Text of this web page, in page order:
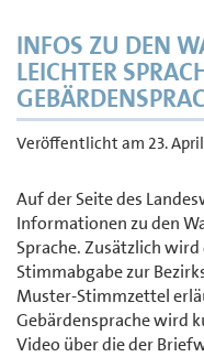
INFOS ZU DEN
LEICHTER
Veröffentlicht am 23.
Auf der Seite des
Informationen zu den
Sprache. Zusätzlich
Stimmabgabe zur
Muster-Stimmzettel
Gebärdensprache wird
Video über die der